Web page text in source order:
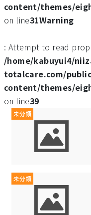
content/themes/
on line31Warning
: Attempt to read
/home/kabuyui4/
totalcare.com/
content/themes/
on line39
未分類
未分類